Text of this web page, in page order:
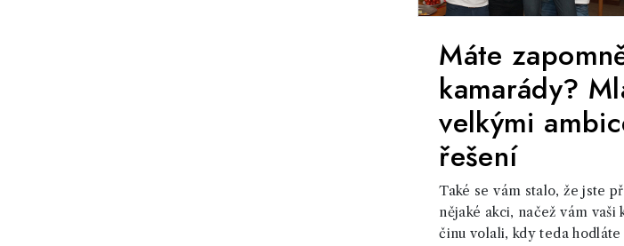
Máte
kamarády?
velkými
řešení
Také se vám stalo, že jste
nějaké akci, načež vám
činu volali, kdy teda